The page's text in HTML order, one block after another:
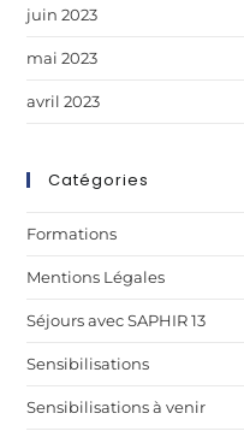
juin 2023
mai 2023
avril 2023
Catégories
Formations
Mentions Légales
Séjours avec SAPHIR 13
Sensibilisations
Sensibilisations à venir